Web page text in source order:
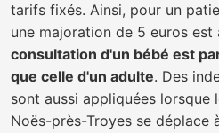
tarifs fixés. Ainsi, pour un
une majoration de 5 euros est
consultation d'un bébé est
que celle d'un adulte. Des
sont aussi appliquées lorsque
Noës-près-Troyes se déplace